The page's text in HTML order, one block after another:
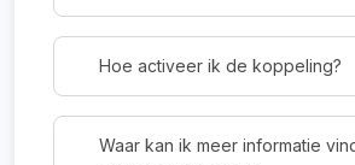
Hoe activeer ik de koppeling?
Waar kan ik meer informatie